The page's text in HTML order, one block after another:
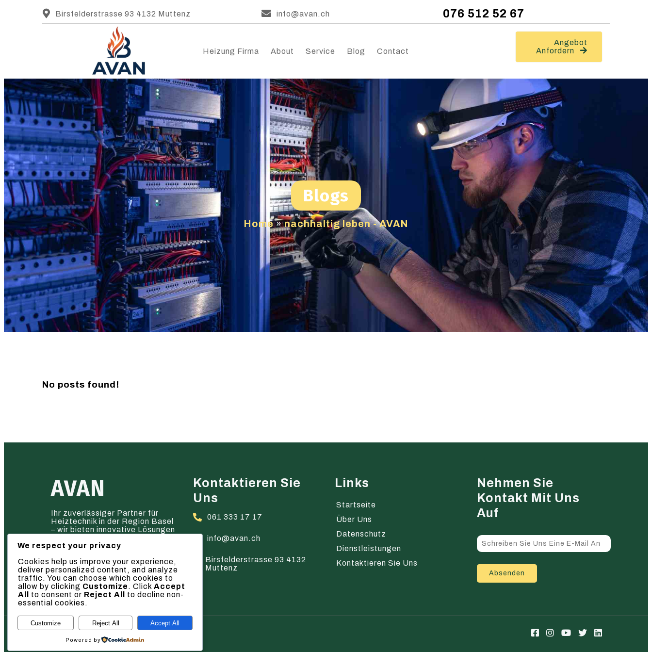
Birsfelderstrasse 93 4132 Muttenz info@avan.ch 076 512 52 67
Heizung Firma About Service Blog Contact
Angebot
Anfordern
Blogs
Home»nachhaltig leben - AVAN
No posts found!
AVAN
Ihr zuverlässiger Partner für
Heiztechnik in der Region Basel
– wir bieten innovative Lösungen
Kontaktieren Sie
Uns
061 333 17 17
info@avan.ch
Birsfelderstrasse 93 4132
Muttenz
Links
Startseite
Über Uns
Datenschutz
Dienstleistungen
Kontaktieren Sie Uns
Nehmen Sie
Kontakt Mit Uns
Auf
Absenden
© 2026 AVAN
We respect your privacy
Cookies help us improve your experience,
deliver personalized content, and analyze
traffic. You can choose which cookies to
allow by clicking Customize . Click Accept
All
to consent or Reject All
to decline non-
essential cookies.
Customize Reject All Accept All
Powered by